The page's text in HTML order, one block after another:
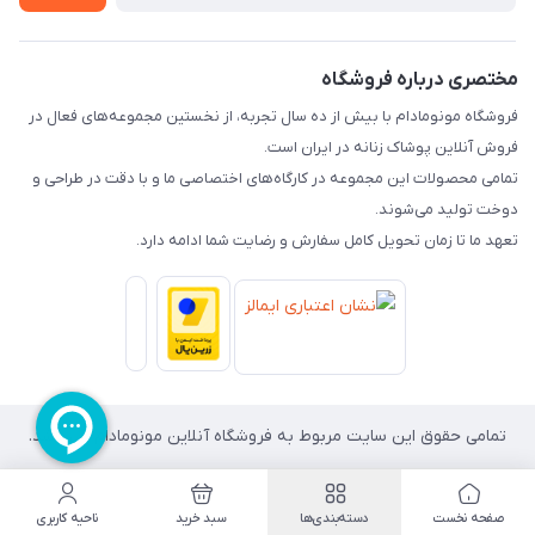
مختصری درباره فروشگاه
فروشگاه مونومادام با بیش از ده سال تجربه، از نخستین مجموعه‌های فعال در
فروش آنلاین پوشاک زنانه در ایران است.
تمامی محصولات این مجموعه در کارگاه‌های اختصاصی ما و با دقت در طراحی و
دوخت تولید می‌شوند.
تعهد ما تا زمان تحویل کامل سفارش و رضایت شما ادامه دارد.
تمامی حقوق این سایت مربوط به فروشگاه آنلاین مونومادام می باشد.
صفحه نخست دسته‌بندی‌ها سبد خرید ناحیه کاربری